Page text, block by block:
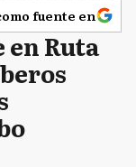
fuente en
Ruta